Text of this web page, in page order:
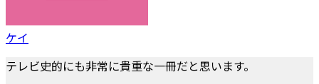
ケイ
テレビ史的にも非常に貴重な一冊だと思います。